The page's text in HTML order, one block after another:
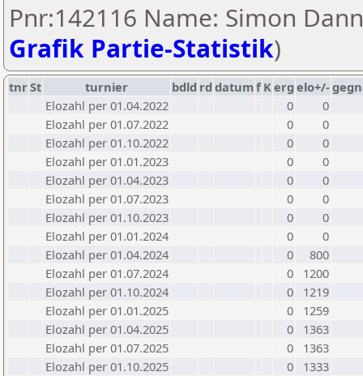
Pnr:142116 Name: Simon
Grafik Partie-Statistik)
tnrSt turnier bdld rd datumf Kerg elo+/-
Elozahl per 01.04.2022
0
0
Elozahl per 01.07.2022
0
0
Elozahl per 01.10.2022
0
0
Elozahl per 01.01.2023
0
0
Elozahl per 01.04.2023
0
0
Elozahl per 01.07.2023
0
0
Elozahl per 01.10.2023
0
0
Elozahl per 01.01.2024
0
0
Elozahl per 01.04.2024
0
800
Elozahl per 01.07.2024
0
1200
Elozahl per 01.10.2024
0
1219
Elozahl per 01.01.2025
0
1259
Elozahl per 01.04.2025
0
1363
Elozahl per 01.07.2025
0
1363
Elozahl per 01.10.2025
0
1333